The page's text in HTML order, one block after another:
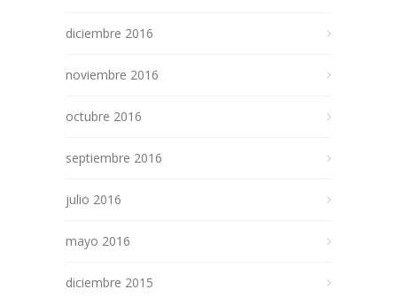
diciembre 2016
noviembre 2016
octubre 2016
septiembre 2016
julio 2016
mayo 2016
diciembre 2015